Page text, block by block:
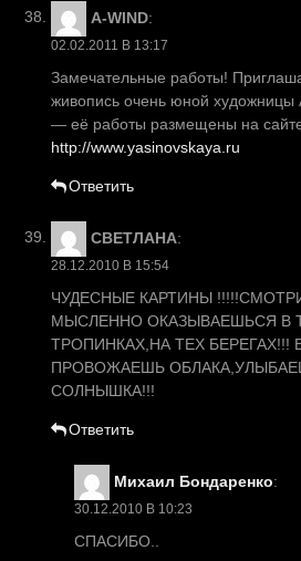
A-WIND:
02.02.2011 В 13:17
Замечательные работы!
живопись очень юной
— её работы размещены на
http://www.yasinovskaya.ru
Ответить
СВЕТЛАНА:
28.12.2010 В 15:54
ЧУДЕСНЫЕ КАРТИНЫ
МЫСЛЕННО ОКАЗЫВАЕШЬСЯ В
ТРОПИНКАХ,НА ТЕХ БЕРЕГАХ!!!
ПРОВОЖАЕШЬ
СОЛНЫШКА!!!
Ответить
Михаил Бондаренко:
30.12.2010 В 10:23
СПАСИБО..